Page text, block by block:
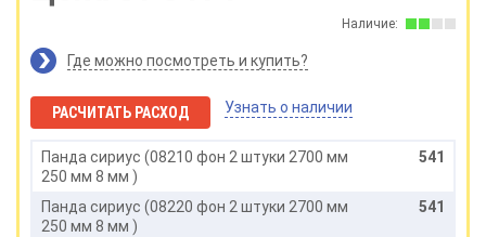
Наличие:
Где можно посмотреть и купить?
РАСЧИТАТЬ РАСХОД Узнать о наличии
Панда сириус (08210 фон 2 штуки 2700 мм
250 мм 8 мм )
541
Панда сириус (08220 фон 2 штуки 2700 мм
250 мм 8 мм )
541